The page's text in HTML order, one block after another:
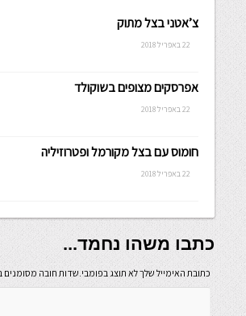
צ’אטני בצל מתוק
22 באפריל 2018
אפרסקים מצופים בשוקולד
22 באפריל 2018
חומוס עם בצל מקורמל ופטרוזיליה
22 באפריל 2018
כתבו משהו נחמד...
כתובת האימייל שלך לא תוצג בפומבי.שדות חובה מסומנים